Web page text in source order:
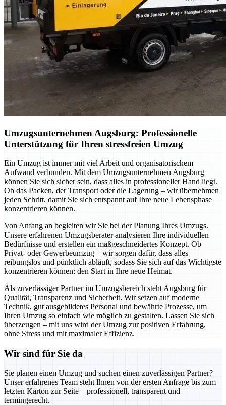
Umzugsunternehmen Augsburg: Professionelle
Unterstützung für Ihren stressfreien Umzug
Ein Umzug ist immer mit viel Arbeit und organisatorischem
Aufwand verbunden. Mit dem Umzugsunternehmen Augsburg
können Sie sich sicher sein, dass alles in professioneller Hand liegt.
Ob das Packen, der Transport oder die Lagerung – wir übernehmen
jeden Schritt, damit Sie sich entspannt auf Ihre neue Lebensphase
konzentrieren können.
Von Anfang an begleiten wir Sie bei der Planung Ihres Umzugs.
Unsere erfahrenen Umzugsberater analysieren Ihre individuellen
Bedürfnisse und erstellen ein maßgeschneidertes Konzept. Ob
Privat- oder Gewerbeumzug – wir sorgen dafür, dass alles
reibungslos und pünktlich abläuft, sodass Sie sich auf das Wichtigste
konzentrieren können: den Start in Ihre neue Heimat.
Als zuverlässiger Partner im Umzugsbereich steht Augsburg für
Qualität, Transparenz und Sicherheit. Wir setzen auf moderne
Technik, gut ausgebildetes Personal und bewährte Prozesse, um
Ihren Umzug so einfach wie möglich zu gestalten. Lassen Sie sich
überzeugen – mit uns wird der Umzug zur positiven Erfahrung,
ohne Stress und mit maximaler Effizienz.
Wir sind für Sie da
Sie planen einen Umzug und suchen einen zuverlässigen Partner?
Unser erfahrenes Team steht Ihnen von der ersten Anfrage bis zum
letzten Karton zur Seite – professionell, transparent und
termingerecht.